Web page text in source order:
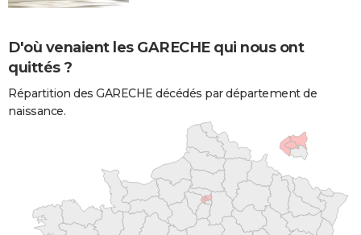
D'où venaient les GARECHE qui nous ont
quittés ?
Répartition des GARECHE décédés par département de
naissance.